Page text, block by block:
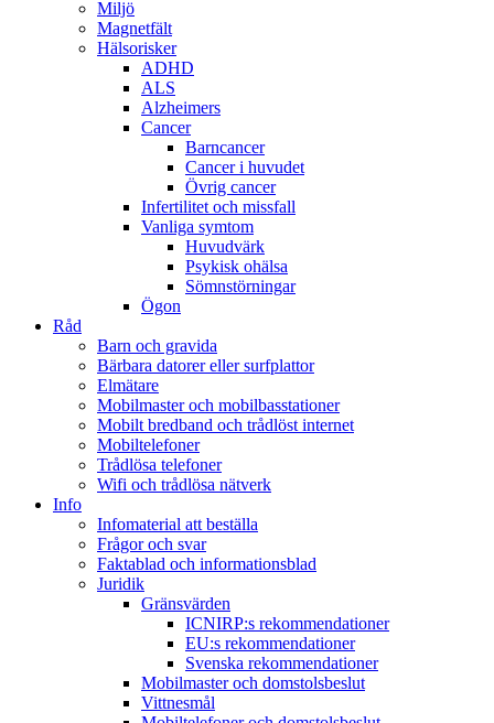
Miljö
Magnetfält
Hälsorisker
ADHD
ALS
Alzheimers
Cancer
Barncancer
Cancer i huvudet
Övrig cancer
Infertilitet och missfall
Vanliga symtom
Huvudvärk
Psykisk ohälsa
Sömnstörningar
Ögon
Råd
Barn och gravida
Bärbara datorer eller surfplattor
Elmätare
Mobilmaster och mobilbasstationer
Mobilt bredband och trådlöst internet
Mobiltelefoner
Trådlösa telefoner
Wifi och trådlösa nätverk
Info
Infomaterial att beställa
Frågor och svar
Faktablad och informationsblad
Juridik
Gränsvärden
ICNIRP:s rekommendationer
EU:s rekommendationer
Svenska rekommendationer
Mobilmaster och domstolsbeslut
Vittnesmål